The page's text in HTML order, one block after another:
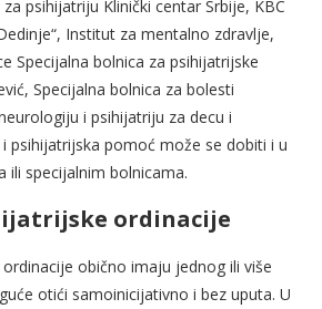
psihijatriju Klinički centar Srbije, KBC
Institut za mentalno zdravlje,
Specijalna bolnica za psihijatrijske
Specijalna bolnica za bolesti
i psihijatriju za decu i
psihijatrijska pomoć može se dobiti i u
ili specijalnim bolnicama.
ordinacije
obično imaju jednog ili više
otići samoinicijativno i bez uputa. U